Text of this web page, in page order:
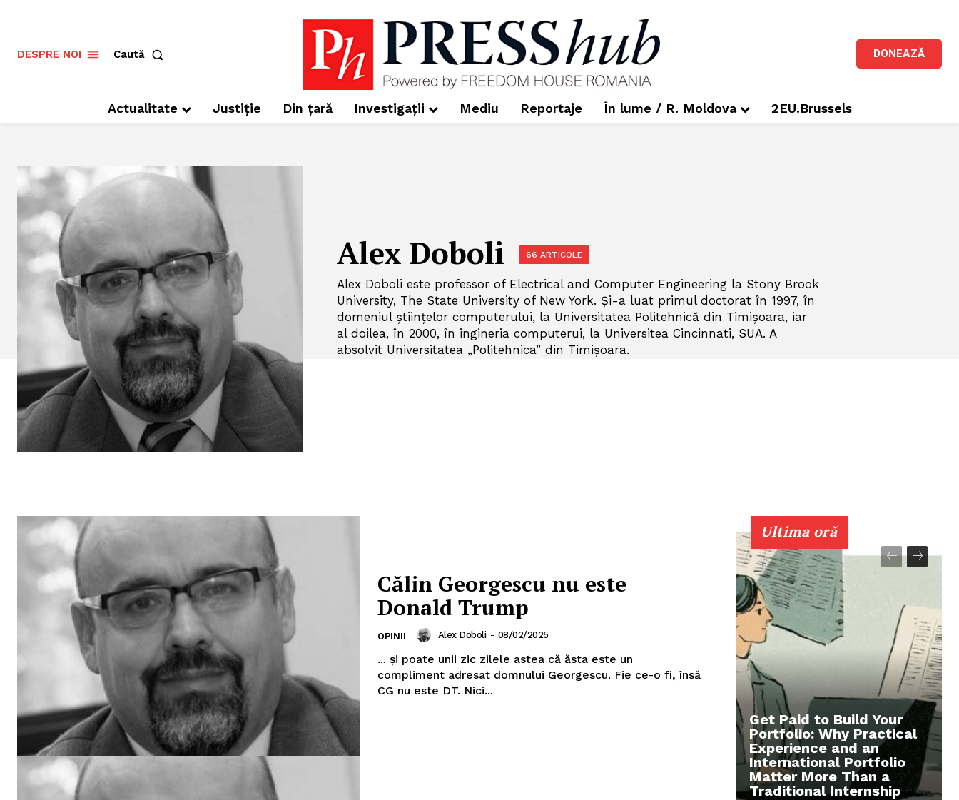
DESPRE NOI Caută DONEAZĂ
Actualitate Justiție Din țară Investigații Mediu Reportaje În lume / R. Moldova 2EU.Brussels
Alex Doboli 66 ARTICOLE
Alex Doboli este professor of Electrical and Computer Engineering la Stony Brook
University, The State University of New York. Și-a luat primul doctorat în 1997, în
domeniul științelor computerului, la Universitatea Politehnică din Timișoara, iar
al doilea, în 2000, în ingineria computerui, la Universitea Cincinnati, SUA. A
absolvit Universitatea „Politehnica” din Timișoara.
Călin Georgescu nu este
Donald Trump
OPINII Alex Doboli - 08/02/2025
... și poate unii zic zilele astea că ăsta este un
compliment adresat domnului Georgescu. Fie ce-o fi, însă
CG nu este DT. Nici...
Ultima oră
Get Paid to Build Your
Portfolio: Why Practical
Experience and an
International Portfolio
Matter More Than a
Traditional Internship